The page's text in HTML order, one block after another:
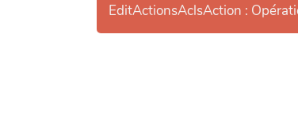
EditActionsAclsAction :